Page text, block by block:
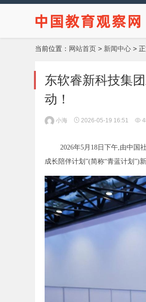
当前位置： 网站首页 > 新闻中心 >
东软睿新科技集
动！
小海 2026-05-19 16:51
2026年5月18日下午,由中国
成长陪伴计划”(简称“青蓝计划”)